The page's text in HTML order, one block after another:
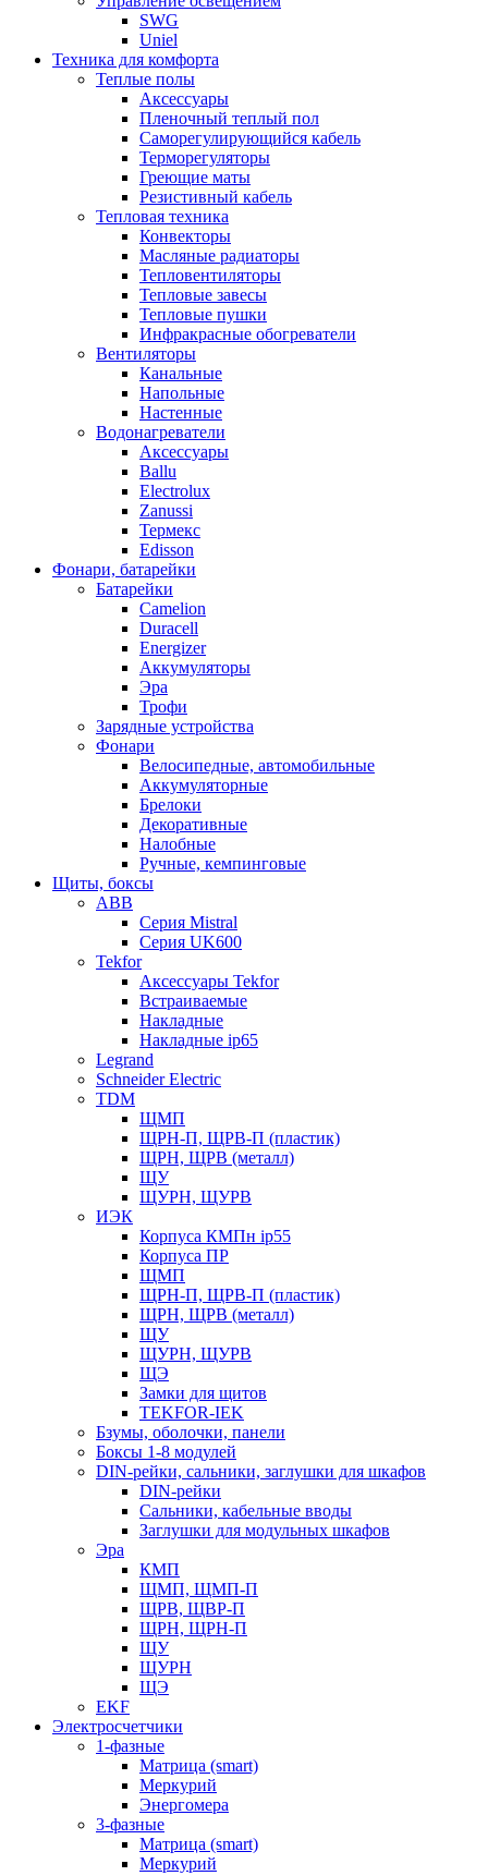
SWG
Uniel
Техника для комфорта
Теплые полы
Аксессуары
Пленочный теплый пол
Саморегулирующийся кабель
Терморегуляторы
Греющие маты
Резистивный кабель
Тепловая техника
Конвекторы
Масляные радиаторы
Тепловентиляторы
Тепловые завесы
Тепловые пушки
Инфракрасные обогреватели
Вентиляторы
Канальные
Напольные
Настенные
Водонагреватели
Аксессуары
Ballu
Electrolux
Zanussi
Термекс
Edisson
Фонари, батарейки
Батарейки
Camelion
Duracell
Energizer
Аккумуляторы
Эра
Трофи
Зарядные устройства
Фонари
Велосипедные, автомобильные
Аккумуляторные
Брелоки
Декоративные
Налобные
Ручные, кемпинговые
Щиты, боксы
ABB
Серия Mistral
Серия UK600
Tekfor
Аксессуары Tekfor
Встраиваемые
Накладные
Накладные ip65
Legrand
Schneider Electric
TDM
ЩМП
ЩРН-П, ЩРВ-П (пластик)
ЩРН, ЩРВ (металл)
ЩУ
ЩУРН, ЩУРВ
ИЭК
Корпуса КМПн ip55
Корпуса ПР
ЩМП
ЩРН-П, ЩРВ-П (пластик)
ЩРН, ЩРВ (металл)
ЩУ
ЩУРН, ЩУРВ
ЩЭ
Замки для щитов
TEKFOR-IEK
Бзумы, оболочки, панели
Боксы 1-8 модулей
DIN-рейки, сальники, заглушки для шкафов
DIN-рейки
Сальники, кабельные вводы
Заглушки для модульных шкафов
Эра
КМП
ЩМП, ЩМП-П
ЩРВ, ЩВР-П
ЩРН, ЩРН-П
ЩУ
ЩУРН
ЩЭ
EKF
Электросчетчики
1-фазные
Матрица (smart)
Меркурий
Энергомера
3-фазные
Матрица (smart)
Меркурий